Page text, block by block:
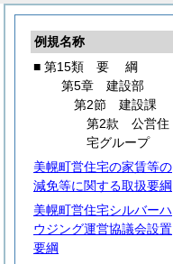
例規名称
■ 第15類 要 綱
第5章 建設部
第2節 建設課
第2款 公営住
宅グループ
美幌町営住宅の家賃等の
減免等に関する取扱要綱
美幌町営住宅シルバーハ
ウジング運営協議会設置
要綱